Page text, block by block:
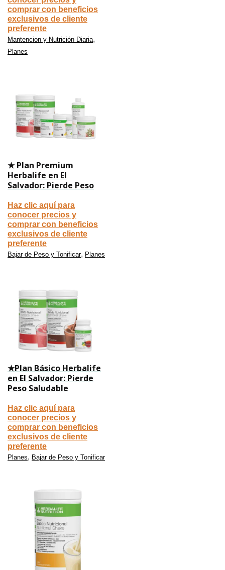
comprar con beneficios
exclusivos de cliente
preferente
Mantencion y Nutrición Diaria,
Planes
★ Plan Premium
Herbalife en El
Salvador: Pierde Peso
Haz clic aquí para
conocer precios y
comprar con beneficios
exclusivos de cliente
preferente
Bajar de Peso y Tonificar, Planes
★Plan Básico Herbalife
en El Salvador: Pierde
Peso Saludable
Haz clic aquí para
conocer precios y
comprar con beneficios
exclusivos de cliente
preferente
Planes, Bajar de Peso y Tonificar